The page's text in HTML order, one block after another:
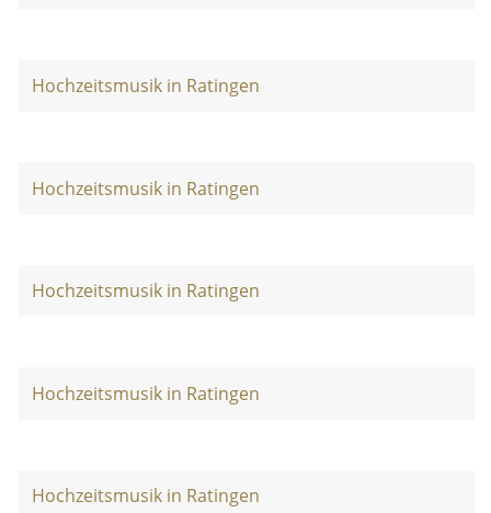
Hochzeitsmusik in Ratingen
Hochzeitsmusik in Ratingen
Hochzeitsmusik in Ratingen
Hochzeitsmusik in Ratingen
Hochzeitsmusik in Ratingen